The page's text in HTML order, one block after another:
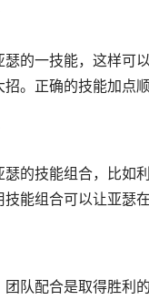
的一技能，这样可
。正确的技能加点
的技能组合，比如
能组合可以让亚瑟
队配合是取得胜利